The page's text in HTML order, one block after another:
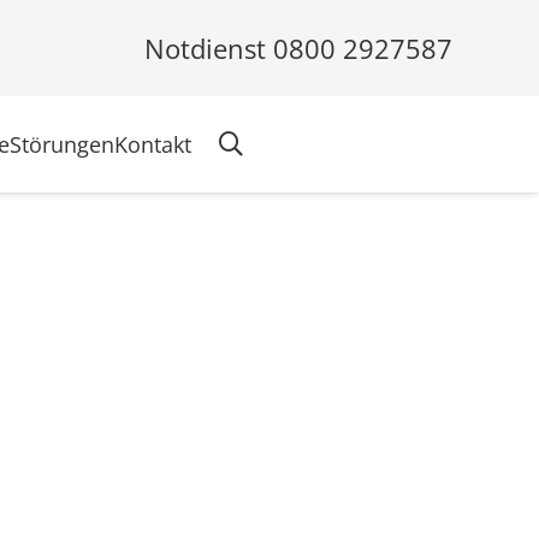
Notdienst 0800 2927587
StörungenKontakt